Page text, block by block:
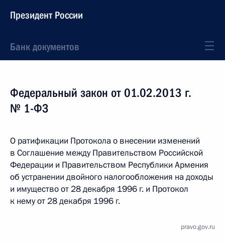
Президент России
Банк документов
Федеральный закон от 01.02.2013 г.
№ 1-ФЗ
О ратификации Протокола о внесении изменений
в Соглашение между Правительством Российской
Федерации и Правительством Республики Армения
об устранении двойного налогообложения на доходы
и имущество от 28 декабря 1996 г. и Протокол
к нему от 28 декабря 1996 г.
pravo.gov.ru